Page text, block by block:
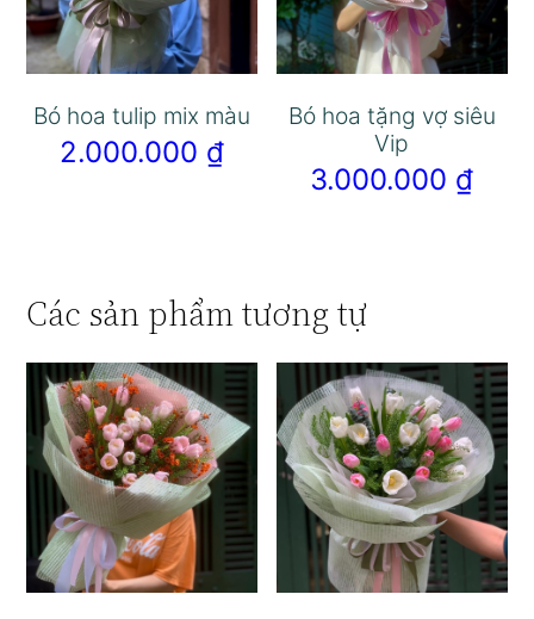
Bó hoa tulip mix màu
2.000.000 ₫
Bó hoa tặng vợ siêu
Vip
3.000.000 ₫
Các sản phẩm tương tự